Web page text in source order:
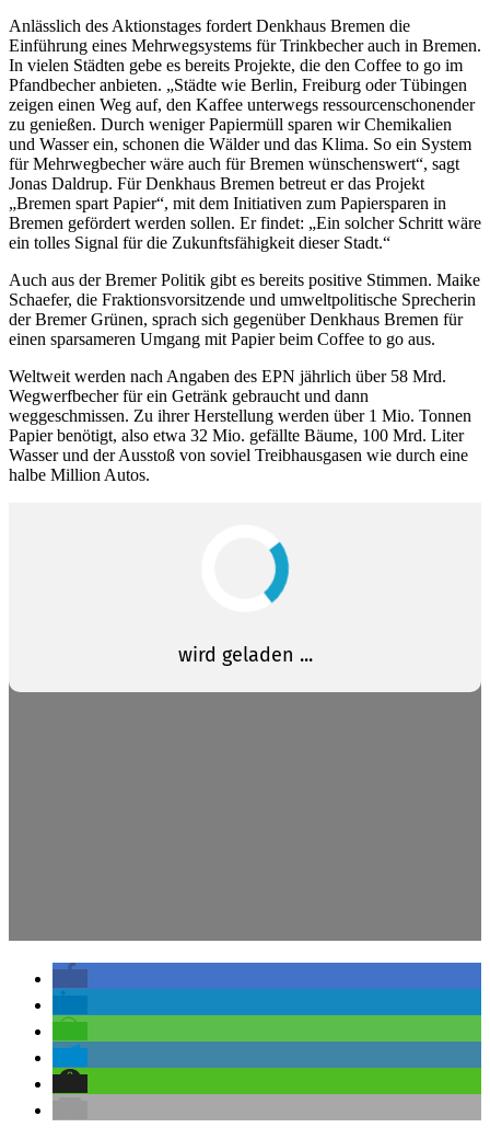
Anlässlich des Aktionstages fordert Denkhaus Bremen die
Einführung eines Mehrwegsystems für Trinkbecher auch in Bremen.
In vielen Städten gebe es bereits Projekte, die den Coffee to go im
Pfandbecher anbieten. „Städte wie Berlin, Freiburg oder Tübingen
zeigen einen Weg auf, den Kaffee unterwegs ressourcenschonender
zu genießen. Durch weniger Papiermüll sparen wir Chemikalien
und Wasser ein, schonen die Wälder und das Klima. So ein System
für Mehrwegbecher wäre auch für Bremen wünschenswert“, sagt
Jonas Daldrup. Für Denkhaus Bremen betreut er das Projekt
„Bremen spart Papier“, mit dem Initiativen zum Papiersparen in
Bremen gefördert werden sollen. Er findet: „Ein solcher Schritt wäre
ein tolles Signal für die Zukunftsfähigkeit dieser Stadt.“
Auch aus der Bremer Politik gibt es bereits positive Stimmen. Maike
Schaefer, die Fraktionsvorsitzende und umweltpolitische Sprecherin
der Bremer Grünen, sprach sich gegenüber Denkhaus Bremen für
einen sparsameren Umgang mit Papier beim Coffee to go aus.
Weltweit werden nach Angaben des EPN jährlich über 58 Mrd.
Wegwerfbecher für ein Getränk gebraucht und dann
weggeschmissen. Zu ihrer Herstellung werden über 1 Mio. Tonnen
Papier benötigt, also etwa 32 Mio. gefällte Bäume, 100 Mrd. Liter
Wasser und der Ausstoß von soviel Treibhausgasen wie durch eine
halbe Million Autos.